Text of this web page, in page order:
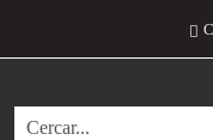
Cerca